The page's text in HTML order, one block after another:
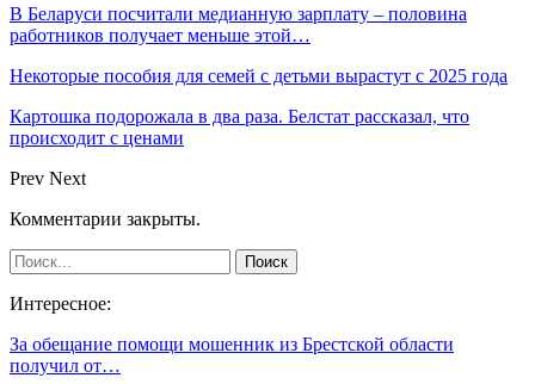
В Беларуси посчитали медианную зарплату – половина
работников получает меньше этой…
Некоторые пособия для семей с детьми вырастут с 2025 года
Картошка подорожала в два раза. Белстат рассказал, что
происходит с ценами
Prev Next
Комментарии закрыты.
Интересное:
За обещание помощи мошенник из Брестской области
получил от…